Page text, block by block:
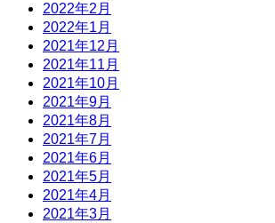
2022年2月
2022年1月
2021年12月
2021年11月
2021年10月
2021年9月
2021年8月
2021年7月
2021年6月
2021年5月
2021年4月
2021年3月